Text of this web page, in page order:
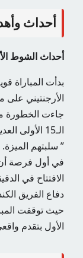
أحداث
أحداث الشوط
بدأت المباراة
الأرجنتيني
جاءت الخطورة
الـ15
” سلبتهم
في أول فرصة
دفاع الفريق
حيث توقفت
الأول بتقدم